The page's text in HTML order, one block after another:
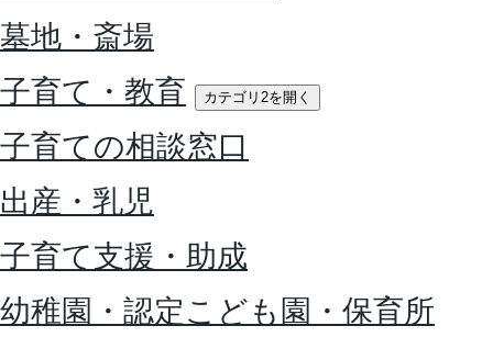
墓地・斎場
子育て・教育
カテゴリ2を開く
子育ての相談窓口
出産・乳児
子育て支援・助成
幼稚園・認定こども園・保育所